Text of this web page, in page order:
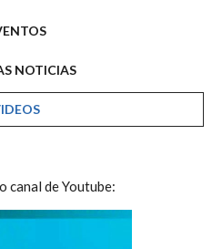
NOTICIAS
canal de Youtube: